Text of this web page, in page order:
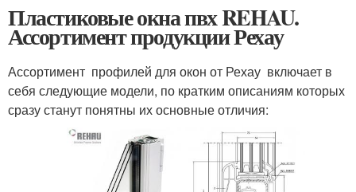
Пластиковые окна пвх REHAU.
Ассортимент продукции Рехау
Ассортимент профилей для окон от Рехау включает в
себя следующие модели, по кратким описаниям которых
сразу станут понятны их основные отличия: